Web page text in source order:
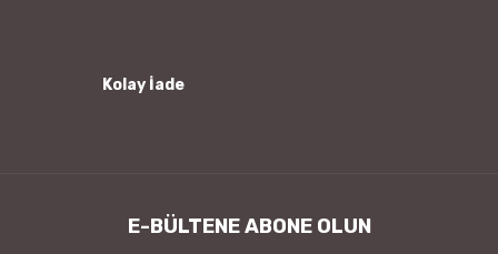
Kolay İade
E-BÜLTENE ABONE OLUN